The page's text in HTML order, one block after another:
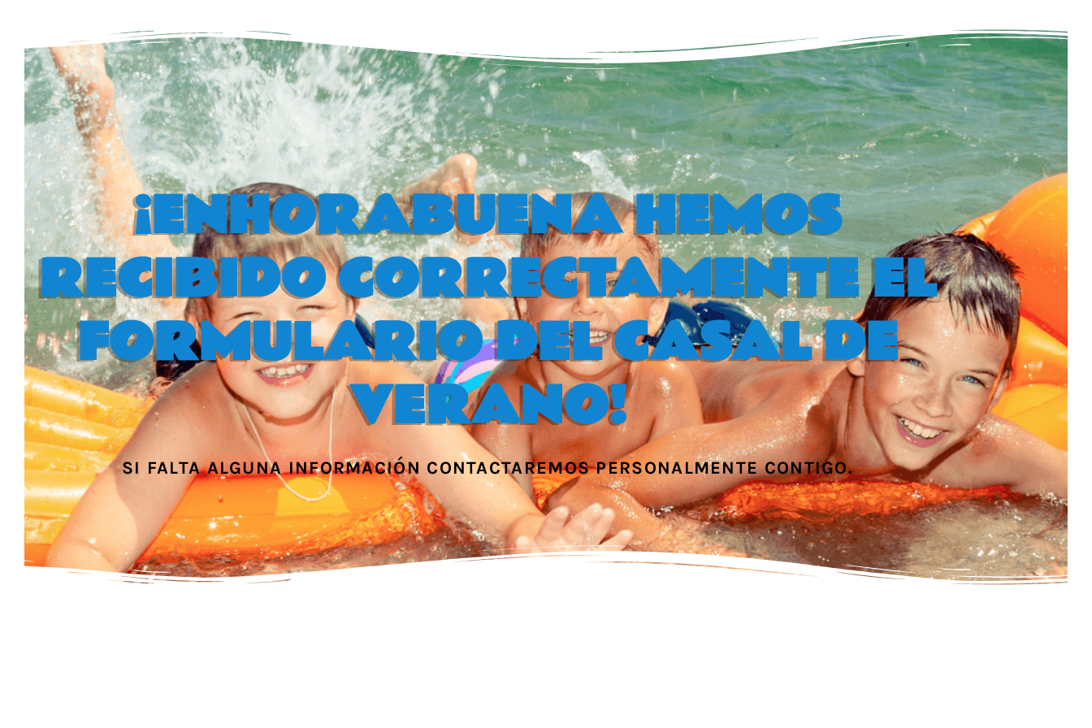
¡ENHORABUENA HEMOS
RECIBIDO CORRECTAMENTE EL
FORMULARIO DEL CASAL DE
VERANO!
SI FALTA ALGUNA INFORMACIÓN CONTACTAREMOS PERSONALMENTE CONTIGO.